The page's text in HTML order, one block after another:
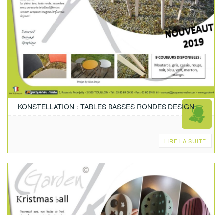
KONSTELLATION : TABLES BASSES RONDES DESIGN
LIRE LA SUITE